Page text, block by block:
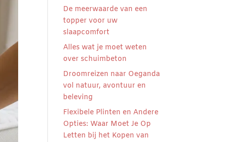
De meerwaarde van een
topper voor uw
slaapcomfort
Alles wat je moet weten
over schuimbeton
Droomreizen naar Oeganda
vol natuur, avontuur en
beleving
Flexibele Plinten en Andere
Opties: Waar Moet Je Op
Letten bij het Kopen van